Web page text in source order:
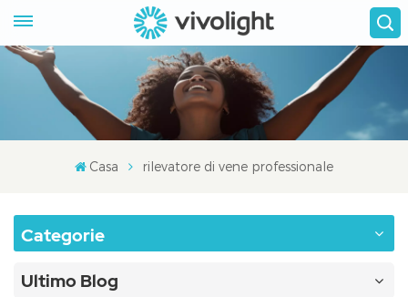
Casa rilevatore di vene professionale
Categorie
Ultimo Blog